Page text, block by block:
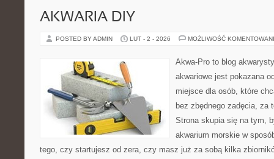
AKWARIA DIY
POSTED BY ADMIN LUT - 2 - 2026 MOŻLIWOŚĆ
Akwa-Pro to blog
akwariowe jest pokazana
miejsce dla osób, które
bez zbędnego zadęcia, za
Strona skupia się na tym,
akwarium morskie w
tego, czy startujesz od zera, czy masz już za sobą kilka